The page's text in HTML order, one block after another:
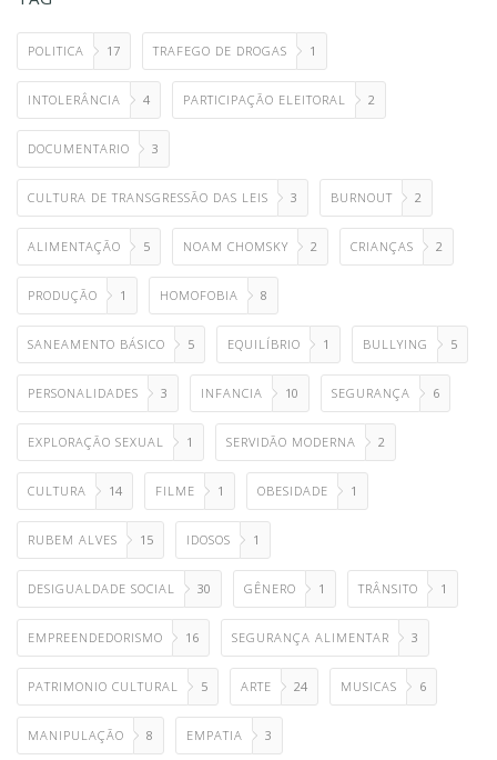
POLITICA 17 TRAFEGO DE DROGAS 1
INTOLERÂNCIA 4 PARTICIPAÇÃO ELEITORAL 2
DOCUMENTARIO 3
CULTURA DE TRANSGRESSÃO DAS LEIS 3 BURNOUT 2
ALIMENTAÇÃO 5 NOAM CHOMSKY 2 CRIANÇAS 2
PRODUÇÃO 1 HOMOFOBIA 8
SANEAMENTO BÁSICO 5 EQUILÍBRIO 1 BULLYING 5
PERSONALIDADES 3 INFANCIA 10 SEGURANÇA 6
EXPLORAÇÃO SEXUAL 1 SERVIDÃO MODERNA 2
CULTURA 14 FILME 1 OBESIDADE 1
RUBEM ALVES 15 IDOSOS 1
DESIGUALDADE SOCIAL 30 GÊNERO 1 TRÂNSITO 1
EMPREENDEDORISMO 16 SEGURANÇA ALIMENTAR 3
PATRIMONIO CULTURAL 5 ARTE 24 MUSICAS 6
MANIPULAÇÃO 8 EMPATIA 3